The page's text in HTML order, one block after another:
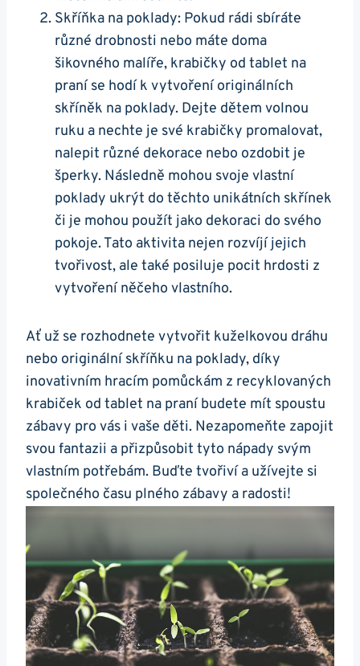
Skříňka na poklady: Pokud⁢ rádi sbíráte
různé drobnosti nebo máte doma
šikovného malíře, krabičky od tablet na
praní se hodí k vytvoření originálních
skříněk na ⁣poklady. Dejte dětem volnou
ruku a nechte je‍ své krabičky promalovat,
nalepit různé dekorace nebo ozdobit⁣ je
šperky. Následně mohou svoje vlastní
poklady ukrýt do⁢ těchto unikátních‍ skřínek
či je‌ mohou použít jako dekoraci do svého
pokoje. Tato ‌aktivita nejen rozvíjí jejich
tvořivost, ale také posiluje pocit hrdosti z
vytvoření něčeho vlastního.
Ať už se rozhodnete vytvořit‌ kuželkovou dráhu
nebo originální skříňku na poklady, díky
inovativním hracím pomůckám z recyklovaných
⁤krabiček od tablet na praní budete⁤ mít spoustu
zábavy pro vás i vaše ⁢děti. Nezapomeňte zapojit
svou fantazii a přizpůsobit tyto nápady svým
vlastním potřebám. Buďte tvořiví a užívejte si
společného času plného zábavy⁤ a radosti!